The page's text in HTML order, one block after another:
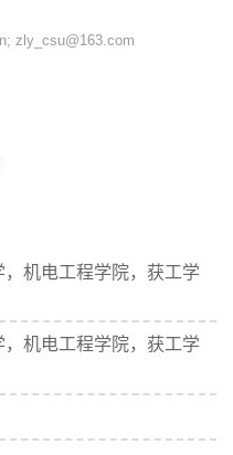
zly_csu@163.com
机电工程学院，获工学
机电工程学院，获工学